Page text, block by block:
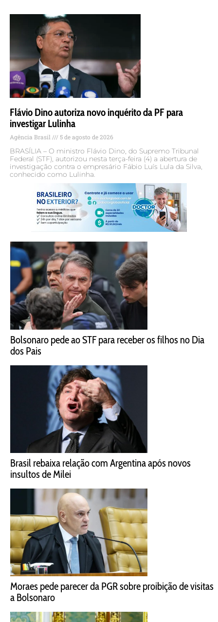
Flávio Dino autoriza novo inquérito da PF para
investigar Lulinha
Agência Brasil 5 de agosto de 2026
BRASÍLIA – O ministro Flávio Dino, do Supremo Tribunal
Federal (STF), autorizou nesta terça-feira (4) a abertura de
investigação contra o empresário Fábio Luís Lula da Silva,
conhecido como Lulinha.
Bolsonaro pede ao STF para receber os filhos no Dia
dos Pais
Brasil rebaixa relação com Argentina após novos
insultos de Milei
Moraes pede parecer da PGR sobre proibição de visitas
a Bolsonaro